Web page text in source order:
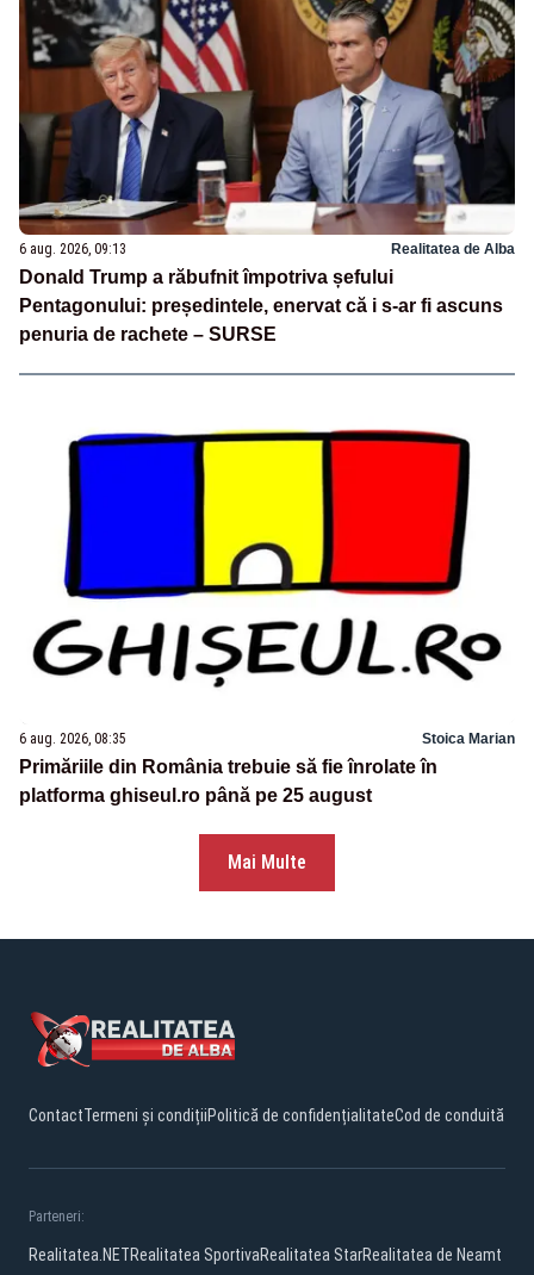
6 aug. 2026, 09:13 Realitatea de Alba
Donald Trump a răbufnit împotriva șefului
Pentagonului: președintele, enervat că i s-ar fi ascuns
penuria de rachete – SURSE
6 aug. 2026, 08:35 Stoica Marian
Primăriile din România trebuie să fie înrolate în
platforma ghiseul.ro până pe 25 august
Mai Multe
ContactTermeni și condițiiPolitică de confidențialitateCod de conduită
Parteneri:
Realitatea.NETRealitatea SportivaRealitatea StarRealitatea de Neamt